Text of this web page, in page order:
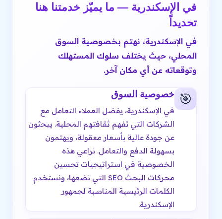
في الإسكندرية — ما يميّز خدمتنا هنا
تحديداً
في الإسكندرية، نهتم بخصوصية السوق
المحلي، حيث يختلف سلوك المستهلك
وتوقعاته عن أي مكان آخر.
🎯 خصوصية السوق
في الإسكندرية، يفضل العملاء التعامل مع
الشركات التي تفهم ثقافتهم المحلية. يبحثون
عن جودة عالية بأسعار معقولة، ويهتمون
بسهولة الدفع والتعامل. نراعي هذه
الخصوصية في استراتيجيات تحسين
محركات البحث SEO التي نضعها، ونستخدم
الكلمات الرئيسية المناسبة لجمهور
الإسكندرية.